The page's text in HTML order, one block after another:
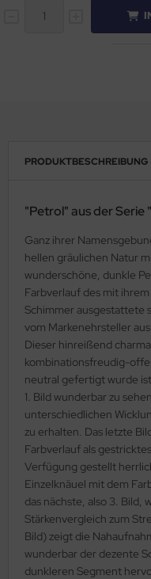
PRODUKTBESCHREIBUNG
"Petrol" aus der Serie
Ganz ihrer
hellen gräulichen Natur
wunderschöne, dunkle
Farbverlauf des mit
Schimmer ausgestattete
vom Markenehrsteller
Dieser hinreißend
kombinationsfreudig-
neutral gefertigt wurde
1. Bild wunderbar zu
unterschiedlichen
zu erhalten. Das letzte
Farbverlauf als
Verfügung gestellt
Einzelknäuel mit dem
das nächste, also 3. Bild,
Stärkenvergleich zum
Bild) zeigt die
wunderbar der dezente
dunkleren Segment